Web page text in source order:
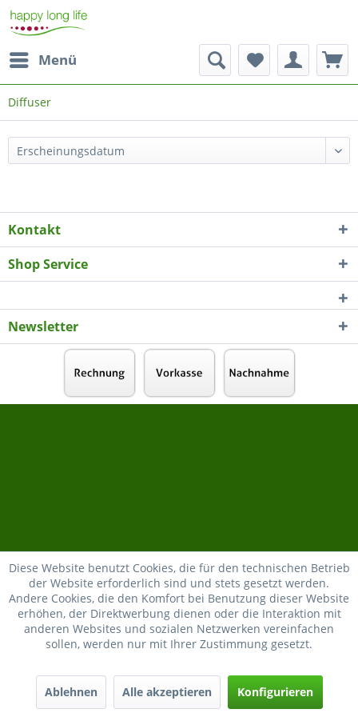
Menü
Diffuser
Kontakt
Shop Service
Newsletter
Diese Website benutzt Cookies, die für den technischen Betrieb
der Website erforderlich sind und stets gesetzt werden.
Andere Cookies, die den Komfort bei Benutzung dieser Website
erhöhen, der Direktwerbung dienen oder die Interaktion mit
anderen Websites und sozialen Netzwerken vereinfachen
sollen, werden nur mit Ihrer Zustimmung gesetzt.
Ablehnen Alle akzeptieren Konfigurieren